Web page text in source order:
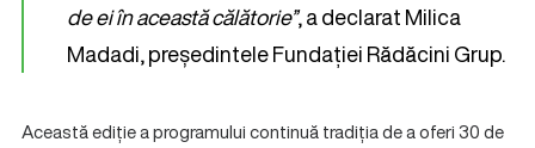
de ei în această călătorie”, a declarat Milica
Madadi, președintele Fundației Rădăcini Grup.
Această ediție a programului continuă tradiția de a oferi 30 de